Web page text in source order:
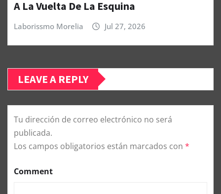
A La Vuelta De La Esquina
Laborissmo Morelia Jul 27, 2026
LEAVE A REPLY
Tu dirección de correo electrónico no será
publicada.
Los campos obligatorios están marcados con *
Comment